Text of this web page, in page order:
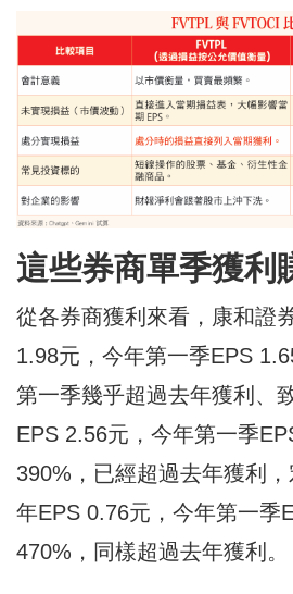
這些券商單季獲利
從各券商獲利來看，康和證
1.98元，今年第一季EPS
第一季幾乎超過去年獲利、
EPS 2.56元，今年第一季
390%，已經超過去年獲利
年EPS 0.76元，今年第一季
470%，同樣超過去年獲利。